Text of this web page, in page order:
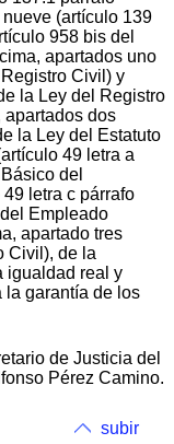
(artículo 139
958 bis del
apartados uno
Civil) y
la Ley del Registro
dos
la Ley del Estatuto
49 letra a
del
letra c párrafo
Empleado
apartado tres
Civil), de la
igualdad real y
la garantía de los
de Justicia del
Pérez Camino.
subir